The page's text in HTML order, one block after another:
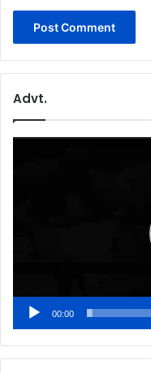
Advt.
00:00